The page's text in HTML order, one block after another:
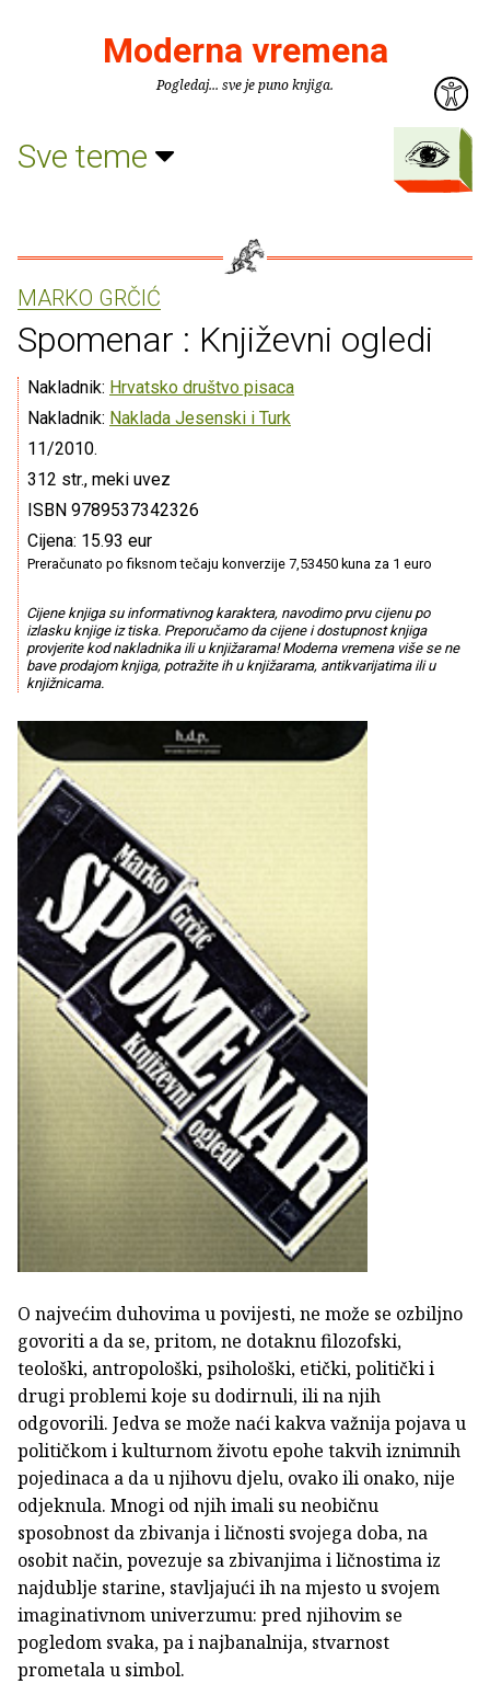
Moderna vremena
Pogledaj... sve je puno knjiga.
Sve teme
MARKO GRČIĆ
Spomenar : Književni ogledi
Nakladnik: Hrvatsko društvo pisaca
Nakladnik: Naklada Jesenski i Turk
11/2010.
312 str., meki uvez
ISBN 9789537342326
Cijena: 15.93 eur
Preračunato po fiksnom tečaju konverzije 7,53450 kuna za 1 euro
Cijene knjiga su informativnog karaktera, navodimo prvu cijenu po
izlasku knjige iz tiska. Preporučamo da cijene i dostupnost knjiga
provjerite kod nakladnika ili u knjižarama! Moderna vremena više se ne
bave prodajom knjiga, potražite ih u knjižarama, antikvarijatima ili u
knjižnicama.
O najvećim duhovima u povijesti, ne može se ozbiljno
govoriti a da se, pritom, ne dotaknu filozofski,
teološki, antropološki, psihološki, etički, politički i
drugi problemi koje su dodirnuli, ili na njih
odgovorili. Jedva se može naći kakva važnija pojava u
političkom i kulturnom životu epohe takvih iznimnih
pojedinaca a da u njihovu djelu, ovako ili onako, nije
odjeknula. Mnogi od njih imali su neobičnu
sposobnost da zbivanja i ličnosti svojega doba, na
osobit način, povezuje sa zbivanjima i ličnostima iz
najdublje starine, stavljajući ih na mjesto u svojem
imaginativnom univerzumu: pred njihovim se
pogledom svaka, pa i najbanalnija, stvarnost
prometala u simbol.